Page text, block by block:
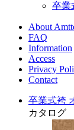
卒業
About
FAQ
Information
Access
Privacy
Contact
卒業式袴
カタログ